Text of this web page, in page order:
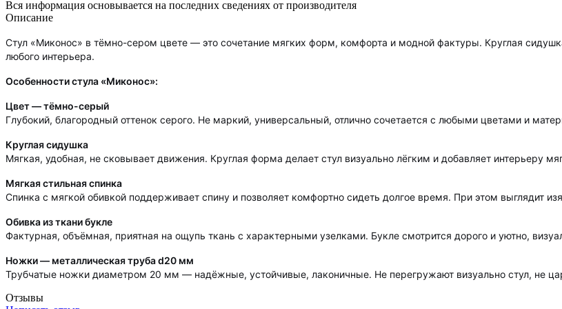
Вся информация основывается на последних сведениях от производителя
Описание
Стул «Миконос» в тёмно-сером цвете — это сочетание мягких форм, комфорта и модной фактуры. Круглая
любого интерьера.
Особенности стула «Миконос»:
Цвет — тёмно-серый
Глубокий, благородный оттенок серого. Не маркий, универсальный, отлично сочетается с любыми цветами и
Круглая сидушка
Мягкая, удобная, не сковывает движения. Круглая форма делает стул визуально лёгким и добавляет интерьеру
Мягкая стильная спинка
Спинка с мягкой обивкой поддерживает спину и позволяет комфортно сидеть долгое время. При этом выглядит
Обивка из ткани букле
Фактурная, объёмная, приятная на ощупь ткань с характерными узелками. Букле смотрится дорого и уютно,
Ножки — металлическая труба d20 мм
Трубчатые ножки диаметром 20 мм — надёжные, устойчивые, лаконичные. Не перегружают визуально стул, не
Отзывы